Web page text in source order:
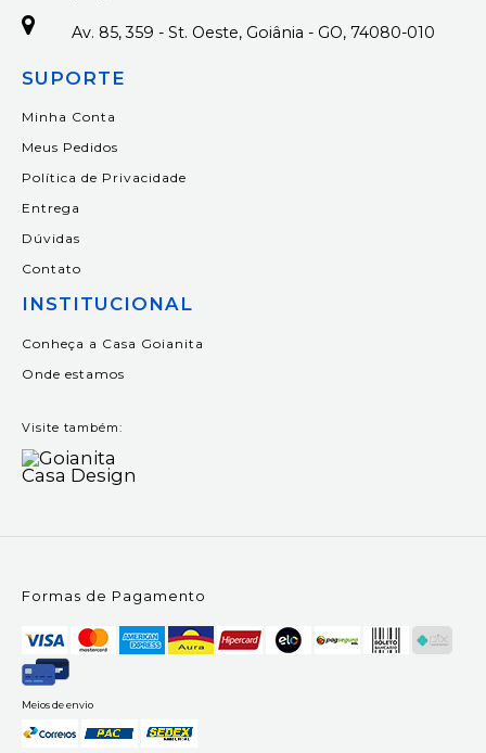
Av. 85, 359 - St. Oeste, Goiânia - GO, 74080-010
SUPORTE
Minha Conta
Meus Pedidos
Política de Privacidade
Entrega
Dúvidas
Contato
INSTITUCIONAL
Conheça a Casa Goianita
Onde estamos
Visite também:
Formas de Pagamento
Meios de envio